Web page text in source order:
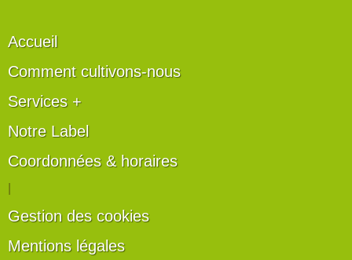
Accueil
Comment cultivons-nous
Services +
Notre Label
Coordonnées & horaires
Gestion des cookies
Mentions légales